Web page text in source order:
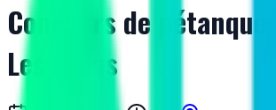
Concours de pétanque
Les Bains